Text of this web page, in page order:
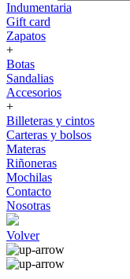
Indumentaria
Gift card
Zapatos
+
Botas
Sandalias
Accesorios
+
Billeteras y cintos
Carteras y bolsos
Materas
Riñoneras
Mochilas
Contacto
Nosotras
Volver